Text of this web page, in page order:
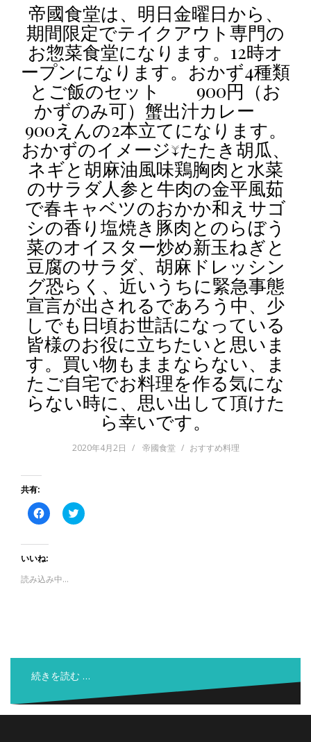
帝國食堂は、明日金曜日から、
期間限定でテイクアウト専門の
お惣菜食堂になります。12時オ
ープンになります。おかず4種類
とご飯のセット 900円（お
かずのみ可）蟹出汁カレー
900えんの2本立てになります。
おかずのイメージ↓たたき胡瓜、
ネギと胡麻油風味鶏胸肉と水菜
のサラダ人参と牛肉の金平風茹
で春キャベツのおかか和えサゴ
シの香り塩焼き豚肉とのらぼう
菜のオイスター炒め新玉ねぎと
豆腐のサラダ、胡麻ドレッシン
グ恐らく、近いうちに緊急事態
宣言が出されるであろう中、少
しでも日頃お世話になっている
皆様のお役に立ちたいと思いま
す。買い物もままならない、ま
たご自宅でお料理を作る気にな
らない時に、思い出して頂けた
ら幸いです。
2020年4月2日 帝國食堂 おすすめ料理
共有:
F
a
b
o
o
k
で
リ
ク
し
く
ク
リ
(
い
ィ
いいね:
読み込み中…
続きを読む …